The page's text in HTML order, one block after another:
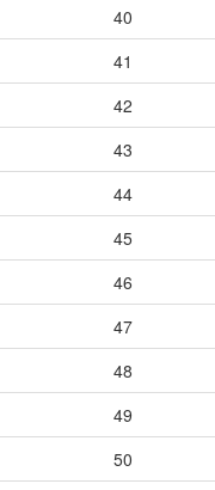
40
41
42
43
44
45
46
47
48
49
50